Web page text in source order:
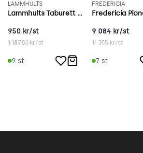
LAMMHULTS
Lammhults Taburett svart
950 kr/st
1 187.50 kr/st
9 st
FREDERICIA
9 084 kr/st
11 355 kr/st
7 st